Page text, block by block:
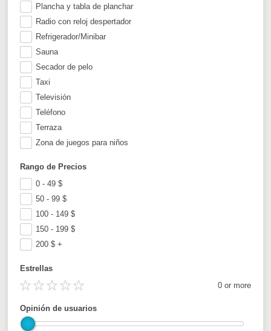
Plancha y tabla de planchar
Radio con reloj despertador
Refrigerador/Minibar
Sauna
Secador de pelo
Taxi
Televisión
Teléfono
Terraza
Zona de juegos para niños
Estrellas
0 or more
Opinión de usuarios
Rango de Precios
0 - 49$
50 - 99$
100 - 149$
150 - 199$
200$ +